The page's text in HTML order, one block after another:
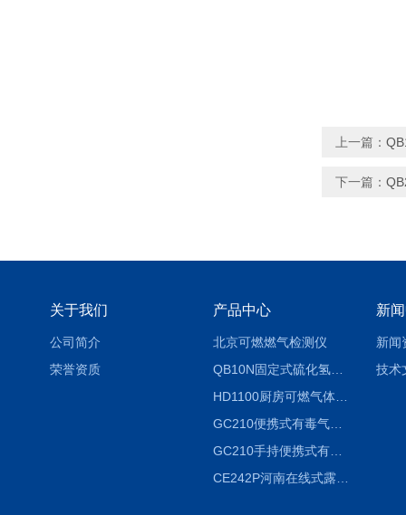
上一篇：
下一篇：
关于我们
公司简介
荣誉资质
产品中心
北京可燃燃气检测仪
QB10N固定式硫化氢气体检测仪H2S气体泄漏探头
HD1100厨房可燃气体泄漏浓度探测器天然气检测仪
GC210便携式有毒气体浓度探测器氨气检测仪养殖场
GC210手持便携式有毒CL2气体探测器氯气检测仪
CE242P河南在线式露点仪
新
新闻
技术